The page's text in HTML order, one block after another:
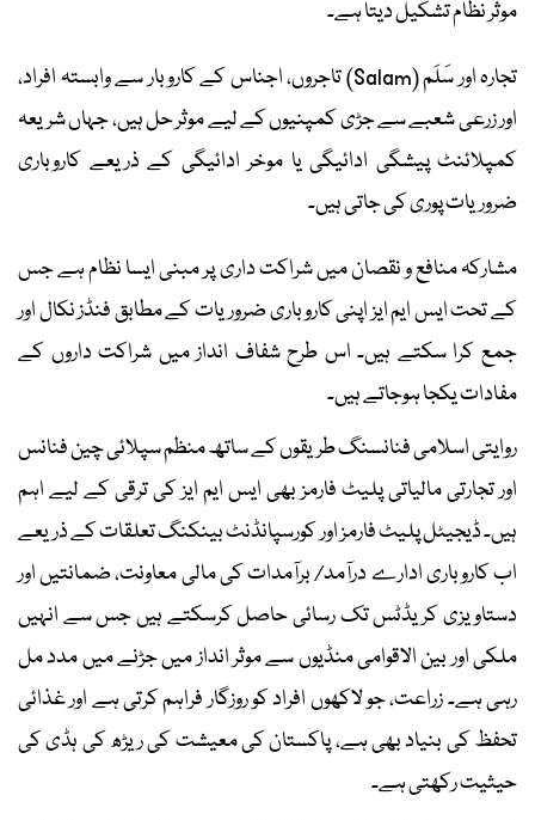
موثر نظام تشکیل دیتا ہے۔
تجارہ اور سَلَم (Salam) تاجروں، اجناس کے کاروبار سے وابستہ افراد،
اور زرعی شعبے سے جڑی کمپنیوں کے لیے موثر حل ہیں، جہاں شریعہ
کمپلائنٹ پیشگی ادائیگی یا موخر ادائیگی کے ذریعے کاروباری
ضروریات پوری کی جاتی ہیں۔
مشارکہ منافع و نقصان میں شراکت داری پر مبنی ایسا نظام ہے جس
کے تحت ایس ایم ایز اپنی کاروباری ضروریات کے مطابق فنڈز نکال اور
جمع کرا سکتے ہیں۔ اس طرح شفاف انداز میں شراکت داروں کے
مفادات یکجا ہوجاتے ہیں۔
روایتی اسلامی فنانسنگ طریقوں کے ساتھ منظم سپلائی چین فنانس
اور تجارتی مالیاتی پلیٹ فارمز بھی ایس ایم ایز کی ترقی کے لیے اہم
ہیں۔ ڈیجیٹل پلیٹ فارمز اور کورسپانڈنٹ بینکنگ تعلقات کے ذریعے
اب کاروباری ادارے درآمد/ برآمدات کی مالی معاونت، ضمانتیں اور
دستاویزی کریڈٹس تک رسائی حاصل کرسکتے ہیں جس سے انہیں
ملکی اور بین الاقوامی منڈیوں سے موثر انداز میں جڑنے میں مدد مل
رہی ہے۔ زراعت، جو لاکھوں افراد کو روزگار فراہم کرتی ہے اور غذائی
تحفظ کی بنیاد بھی ہے، پاکستان کی معیشت کی ریڑھ کی ہڈی کی
حیثیت رکھتی ہے۔